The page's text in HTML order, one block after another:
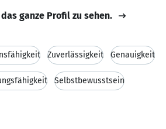
ganze Profil zu sehen.
Zuverlässigkeit Genauigkeit
Selbstbewusstsein